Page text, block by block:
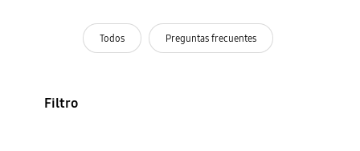
Todos Preguntas frecuentes
Filtro